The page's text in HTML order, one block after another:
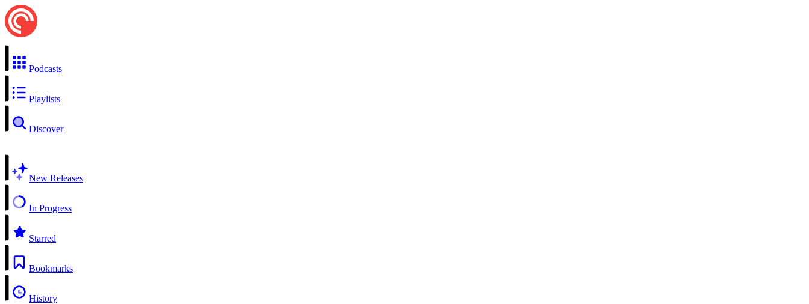
Podcasts
Playlists
Discover
New Releases
In Progress
Starred
Bookmarks
History